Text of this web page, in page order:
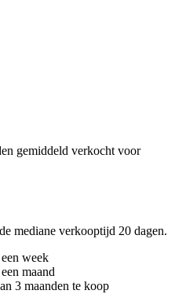
gemiddeld verkocht voor
mediane verkooptijd 20 dagen.
week
maand
3 maanden te koop